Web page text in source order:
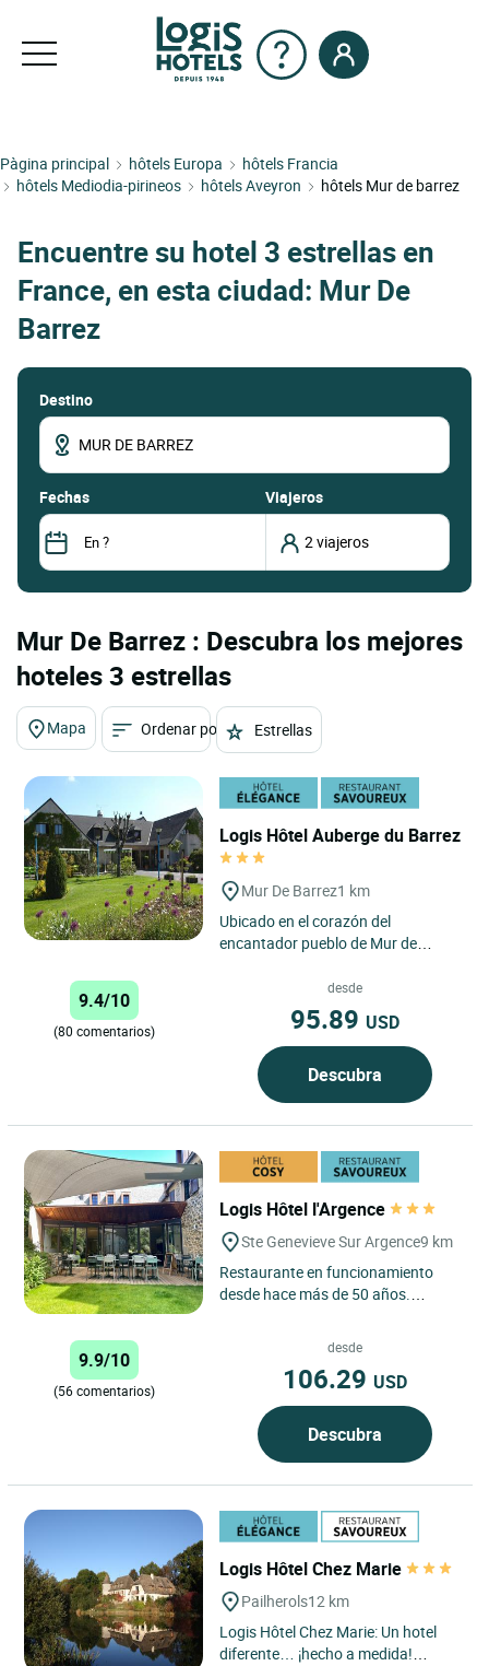
Pàgina principal hôtels Europa
hôtels Francia
hôtels Mediodia-pirineos
hôtels Aveyron hôtels Mur de barrez
Encuentre su hotel 3 estrellas en
France, en esta ciudad: Mur De
Barrez
Destino
fechas Viajeros
Mur De Barrez : Descubra los mejores
hoteles 3 estrellas
Mapa Ordenar por Estrellas
Logis Hôtel Auberge du Barrez
Mur De Barrez1 km
Ubicado en el corazón del
encantador pueblo de Mur de
un refugio tranquilo y pintoresco...
9.4/10
(80 comentarios)
desde
95.89 USD
Descubra
Logis Hôtel l'Argence
Ste Genevieve Sur Argence9 km
Restaurante en funcionamiento
desde hace más de 50 años.
Especialidades regionales.
9.9/10
(56 comentarios)
desde
106.29 USD
Descubra
Logis Hôtel Chez Marie
Pailherols12 km
Logis Hôtel Chez Marie: Un hotel
diferente… ¡hecho a medida!